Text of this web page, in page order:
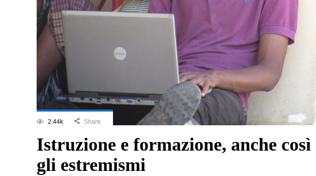
2.44k Share
Istruzione e formazione, anche
gli estremismi